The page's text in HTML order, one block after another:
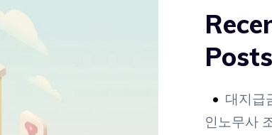
Posts
대지급
인노무사